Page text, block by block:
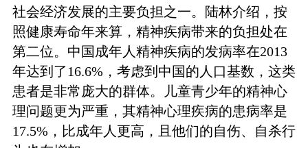
社会经济发展的主要负担之一。陆林介绍，按
照健康寿命年来算，精神疾病带来的负担处在
第二位。中国成年人精神疾病的发病率在2013
年达到了16.6%，考虑到中国的人口基数，这类
患者是非常庞大的群体。儿童青少年的精神心
理问题更为严重，其精神心理疾病的患病率是
17.5%，比成年人更高，且他们的自伤、自杀行